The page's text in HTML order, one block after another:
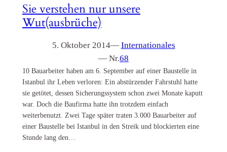
Sie verstehen nur unsere
Wut(ausbrüche)
5. Oktober 2014— Internationales
— Nr.68
10 Bauarbeiter haben am 6. September auf einer Baustelle in
Istanbul ihr Leben verloren: Ein abstürzender Fahrstuhl hatte
sie getötet, dessen Sicherungssystem schon zwei Monate kaputt
war. Doch die Baufirma hatte ihn trotzdem einfach
weiterbenutzt. Zwei Tage später traten 3.000 Bauarbeiter auf
einer Baustelle bei Istanbul in den Streik und blockierten eine
Stunde lang den…